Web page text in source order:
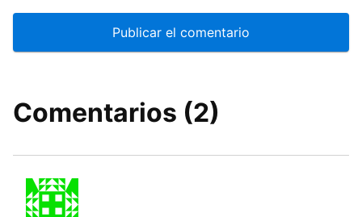
Comentarios (2)